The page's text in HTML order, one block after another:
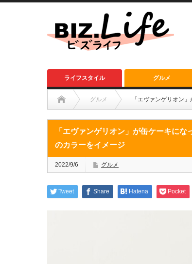
ライフスタイル グルメ
グルメ 「エヴァンゲリオン
「エヴァンゲリオン」が缶ケーキに
のカラーをイメージ
2022/9/6 グルメ
Tweet Share Hatena Pocket